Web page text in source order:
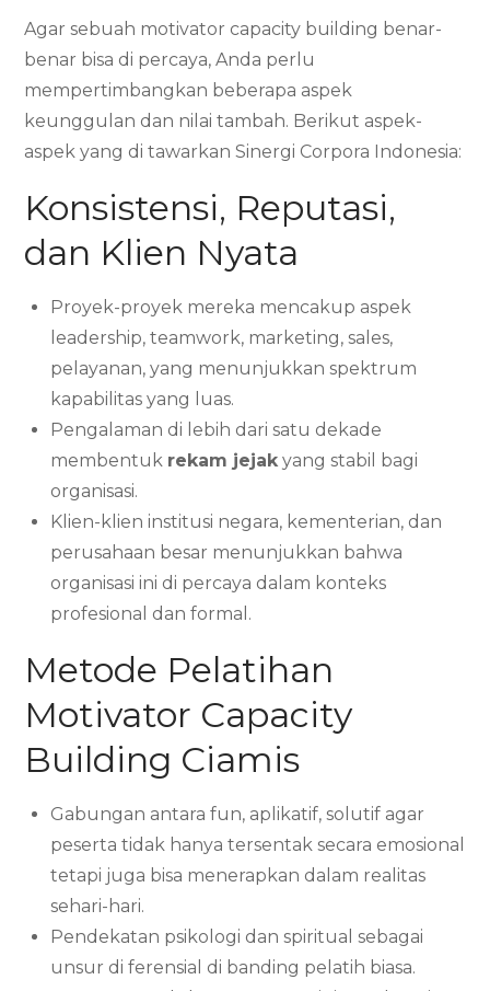
Agar sebuah motivator capacity building benar-
benar bisa di percaya, Anda perlu
mempertimbangkan beberapa aspek
keunggulan dan nilai tambah. Berikut aspek-
aspek yang di tawarkan Sinergi Corpora Indonesia:
Konsistensi, Reputasi,
dan Klien Nyata
Proyek-proyek mereka mencakup aspek
leadership, teamwork, marketing, sales,
pelayanan, yang menunjukkan spektrum
kapabilitas yang luas.
Pengalaman di lebih dari satu dekade
membentuk rekam jejakyang stabil bagi
organisasi.
Klien-klien institusi negara, kementerian, dan
perusahaan besar menunjukkan bahwa
organisasi ini di percaya dalam konteks
profesional dan formal.
Metode Pelatihan
Motivator Capacity
Building Ciamis
Gabungan antara fun, aplikatif, solutif agar
peserta tidak hanya tersentak secara emosional
tetapi juga bisa menerapkan dalam realitas
sehari-hari.
Pendekatan psikologi dan spiritual sebagai
unsur di ferensial di banding pelatih biasa.